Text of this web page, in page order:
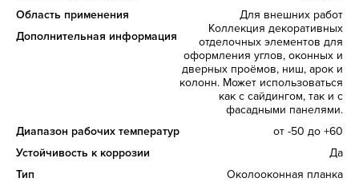
Область применения
Для внешних работ
Дополнительная информация
Коллекция декоративных
отделочных элементов для
оформления углов, оконных и
дверных проёмов, ниш, арок и
колонн. Может использоваться
как с сайдингом, так и с
фасадными панелями.
Диапазон рабочих температур
от -50 до +60
Устойчивость к коррозии
Да
Тип
Околооконная планка